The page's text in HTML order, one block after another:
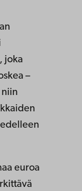
joka
–
niin
euroa